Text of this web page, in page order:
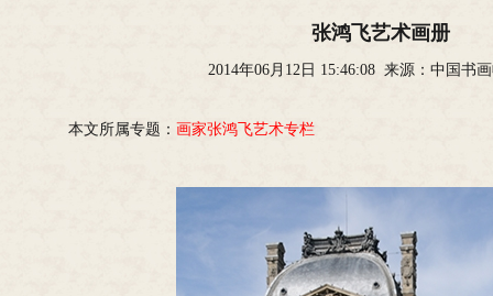
张鸿飞艺术画册
2014年06月12日 15:46:08 来源：中国书
本文所属专题： 画家张鸿飞艺术专栏